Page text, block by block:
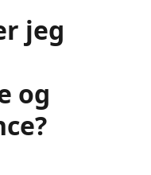
jeg
og